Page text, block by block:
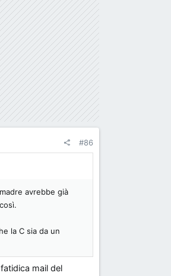
#86
avrebbe già
la C sia da un
mail del